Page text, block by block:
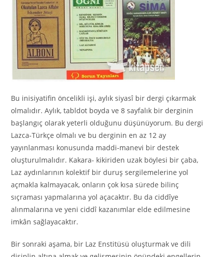
Bu inisiyatifin öncelikli işi, aylık siyasî bir dergi çıkarmak
olmalıdır. Aylık, tabldot boyda ve 8 sayfalık bir derginin
başlangıç olarak yeterli olduğunu düşünüyorum. Bu dergi
Lazca-Türkçe olmalı ve bu derginin en az 12 ay
yayınlanması konusunda maddi-manevi bir destek
oluşturulmalıdır. Kakara- kikiriden uzak böylesi bir çaba,
Laz aydınlarının kolektif bir duruş sergilemelerine yol
açmakla kalmayacak, onların çok kısa sürede bilinç
sıçraması yapmalarına yol açacaktır. Bu da ciddîye
alınmalarına ve yeni ciddî kazanımlar elde edilmesine
imkân sağlayacaktır.
Bir sonraki aşama, bir Laz Enstitüsü oluşturmak ve dili